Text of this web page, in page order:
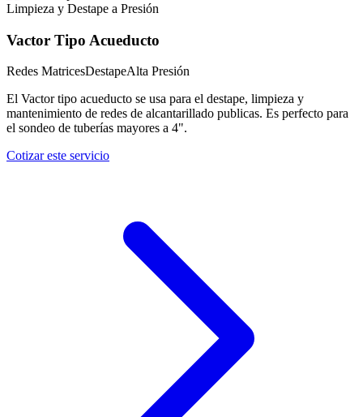
Limpieza y Destape a Presión
Vactor Tipo Acueducto
Redes MatricesDestapeAlta Presión
El Vactor tipo acueducto se usa para el destape, limpieza y
mantenimiento de redes de alcantarillado publicas. Es perfecto para
el sondeo de tuberías mayores a 4".
Cotizar este servicio